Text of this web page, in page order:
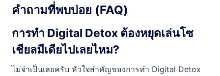
คำถามที่พบบ่อย (FAQ)
การทำ Digital Detox ต้องหยุดเล่นโซ
เชียลมีเดียไปเลยไหม?
ไม่จำเป็นเลยครับ หัวใจสำคัญของการทำ Digital Detox